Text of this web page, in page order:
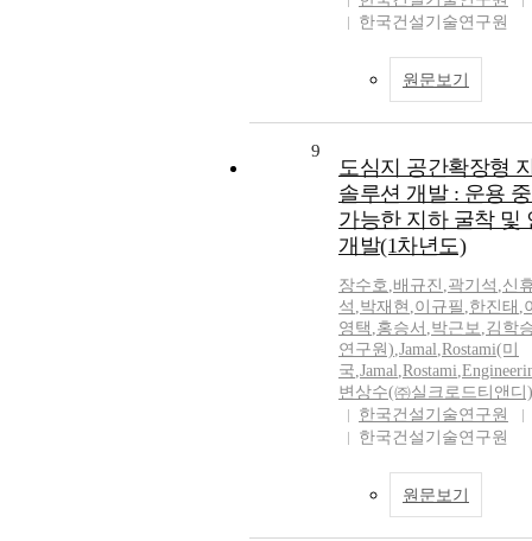
한국건설기술연구원
원문보기
9
도심지 공간확장형
솔루션 개발 : 운용
가능한 지하 굴착 및
개발(1차년도)
장수호,배규진 ,곽기석 ,신
석 ,박재현 ,이규필 ,한진태 ,
영택 ,홍승서 ,박근보,김학
연구원),Jamal,Rostami(미
국,Jamal,Rostami,
변상수(㈜실크로드티앤디)
한국건설기술연구원
한국건설기술연구원
원문보기